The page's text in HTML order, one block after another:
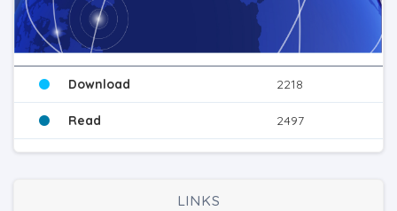
Download 2218
Read 2497
LINKS